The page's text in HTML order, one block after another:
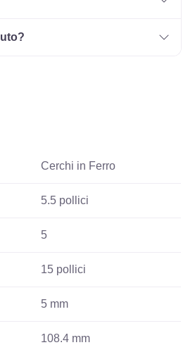
Cerchi in Ferro
5.5 pollici
5
15 pollici
5 mm
108.4 mm